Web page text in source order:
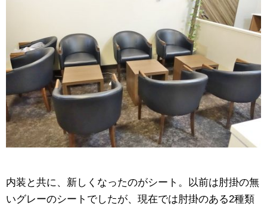
内装と共に、新しくなったのがシート。以前は肘掛の無
いグレーのシートでしたが、現在では肘掛のある2種類